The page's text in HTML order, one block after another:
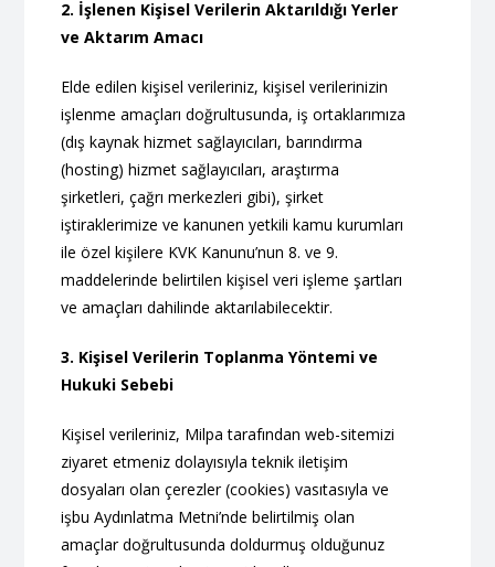
2. İşlenen Kişisel Verilerin Aktarıldığı Yerler
ve Aktarım Amacı
Elde edilen kişisel verileriniz, kişisel verilerinizin
işlenme amaçları doğrultusunda, iş ortaklarımıza
(dış kaynak hizmet sağlayıcıları, barındırma
(hosting) hizmet sağlayıcıları, araştırma
şirketleri, çağrı merkezleri gibi), şirket
iştiraklerimize ve kanunen yetkili kamu kurumları
ile özel kişilere KVK Kanunu’nun 8. ve 9.
maddelerinde belirtilen kişisel veri işleme şartları
ve amaçları dahilinde aktarılabilecektir.
3. Kişisel Verilerin Toplanma Yöntemi ve
Hukuki Sebebi
Kişisel verileriniz, Milpa tarafından web-sitemizi
ziyaret etmeniz dolayısıyla teknik iletişim
dosyaları olan çerezler (cookies) vasıtasıyla ve
işbu Aydınlatma Metni’nde belirtilmiş olan
amaçlar doğrultusunda doldurmuş olduğunuz